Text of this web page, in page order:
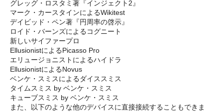
グレッグ・ロスタミ著『インジェクト2』
マーク・カースタインによるWikitest
デイビッド・ペン著『円周率の啓示』
ロイド・バーンズによるコグニート
新しいサイファープロ
EllusionistによるPicasso Pro
エリュージョニストによるハイドラ
EllusionistによるNovus
ベンケ・スミスによるダイススミス
タイムスミス by ベンケ・スミス
キューブスミス by ベンケ・スミス
また、以下のような他のデバイスに直接接続することもできま